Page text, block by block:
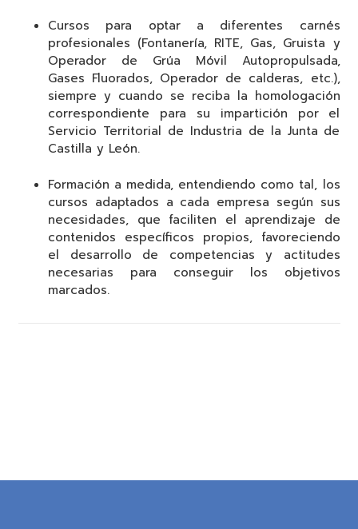
Cursos para optar a diferentes carnés
profesionales (Fontanería, RITE, Gas, Gruista y
Operador de Grúa Móvil Autopropulsada,
Gases Fluorados, Operador de calderas, etc.),
siempre y cuando se reciba la homologación
correspondiente para su impartición por el
Servicio Territorial de Industria de la Junta de
Castilla y León.
Formación a medida, entendiendo como tal, los
cursos adaptados a cada empresa según sus
necesidades, que faciliten el aprendizaje de
contenidos específicos propios, favoreciendo
el desarrollo de competencias y actitudes
necesarias para conseguir los objetivos
marcados.